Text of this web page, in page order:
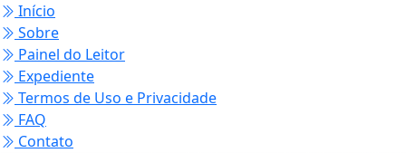
Início
Sobre
Painel do Leitor
Expediente
Termos de Uso e Privacidade
FAQ
Contato